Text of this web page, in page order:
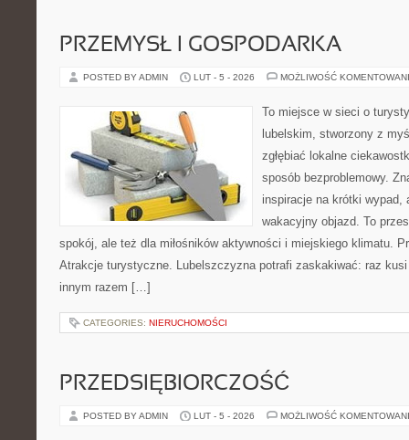
PRZEMYSŁ I GOSPODARKA
POSTED BY ADMIN LUT - 5 - 2026 MOŻLIWOŚĆ
To miejsce w sieci o
lubelskim, stworzony z
zgłębiać lokalne
sposób bezproblemowy.
inspiracje na krótki wypad,
wakacyjny objazd. To
spokój, ale też dla miłośników aktywności i miejskiego klimatu.
Atrakcje turystyczne. Lubelszczyzna potrafi zaskakiwać: raz
innym razem […]
CATEGORIES: NIERUCHOMOŚCI
PRZEDSIĘBIORCZOŚĆ
POSTED BY ADMIN LUT - 5 - 2026 MOŻLIWOŚĆ